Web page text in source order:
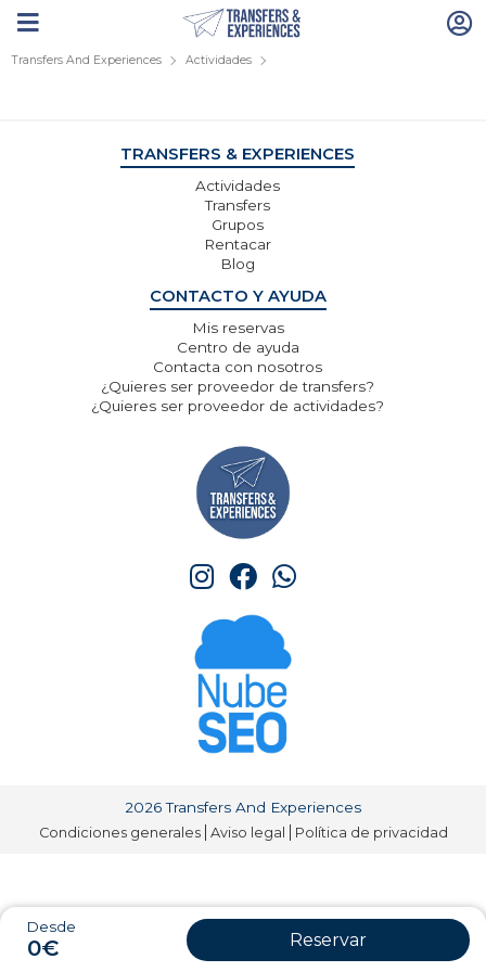
Transfers And Experiences Actividades
Desde
0€ Reservar
TRANSFERS & EXPERIENCES
Actividades
Transfers
Grupos
Rentacar
Blog
CONTACTO Y AYUDA
Mis reservas
Centro de ayuda
Contacta con nosotros
¿Quieres ser proveedor de transfers?
¿Quieres ser proveedor de actividades?
2026 Transfers And Experiences
Condiciones generales Aviso legal Política de privacidad